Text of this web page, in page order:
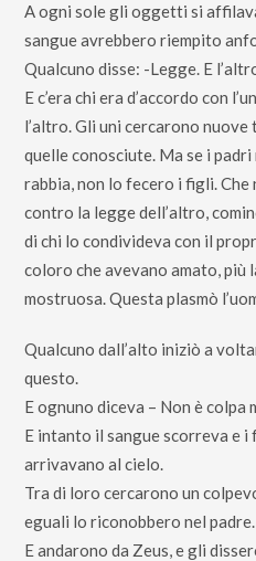
A ogni sole gli oggetti si
sangue avrebbero riempito
Qualcuno disse: -Legge. E
E c’era chi era d’accordo con
l’altro. Gli uni cercarono
quelle conosciute. Ma se i
rabbia, non lo fecero i figli.
contro la legge dell’altro,
di chi lo condivideva con il
coloro che avevano amato, più
mostruosa. Questa plasmò
Qualcuno dall’alto iniziò a
questo.
E ognuno diceva – Non è colpa
E intanto il sangue scorreva e i
arrivavano al cielo.
Tra di loro cercarono un
eguali lo riconobbero nel padre.
E andarono da Zeus, e gli